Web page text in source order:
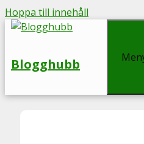
Hoppa till innehåll
Blogghubb